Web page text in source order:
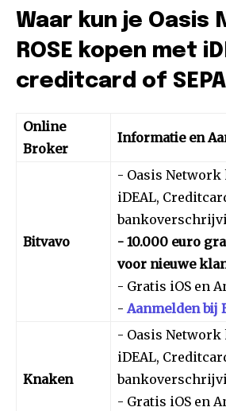
Waar kun je Oasis
ROSE kopen met
creditcard of
Online
Broker
Informatie en
Bitvavo
- Oasis Network
iDEAL,
- 10.000 euro
voor nieuwe
- Gratis iOS en
- Aanmelden bij
Knaken
- Oasis Network
iDEAL,
- Gratis iOS en